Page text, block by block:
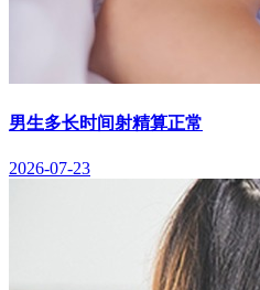
男生多长时间射精算正常
2026-07-23